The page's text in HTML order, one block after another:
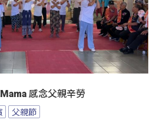
感念父親辛勞
父親節